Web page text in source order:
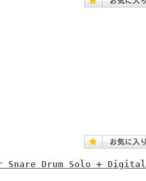
Snare Drum Solo + Digital